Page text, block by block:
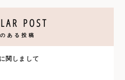
POST
ある投稿
関しまして